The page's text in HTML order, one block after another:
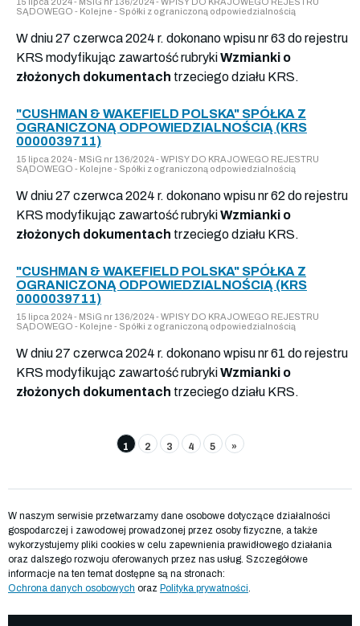
SĄDOWEGO - Kolejne - Spółki z ograniczoną odpowiedzialnością
W dniu 27 czerwca 2024 r. dokonano wpisu nr 63 do rejestru
KRS modyfikując zawartość rubrykiWzmianki o
złożonych dokumentach trzeciego działu KRS.
"CUSHMAN & WAKEFIELD POLSKA" SPÓŁKA Z
OGRANICZONĄ ODPOWIEDZIALNOŚCIĄ (KRS
0000039711)
15 lipca 2024 - MSiG nr 136/2024 - WPISY DO KRAJOWEGO REJESTRU
SĄDOWEGO - Kolejne - Spółki z ograniczoną odpowiedzialnością
W dniu 27 czerwca 2024 r. dokonano wpisu nr 62 do rejestru
KRS modyfikując zawartość rubrykiWzmianki o
złożonych dokumentach trzeciego działu KRS.
"CUSHMAN & WAKEFIELD POLSKA" SPÓŁKA Z
OGRANICZONĄ ODPOWIEDZIALNOŚCIĄ (KRS
0000039711)
15 lipca 2024 - MSiG nr 136/2024 - WPISY DO KRAJOWEGO REJESTRU
SĄDOWEGO - Kolejne - Spółki z ograniczoną odpowiedzialnością
W dniu 27 czerwca 2024 r. dokonano wpisu nr 61 do rejestru
KRS modyfikując zawartość rubrykiWzmianki o
złożonych dokumentach trzeciego działu KRS.
1 2 3 4 5 »
W naszym serwisie przetwarzamy dane osobowe dotyczące działalności
gospodarczej i zawodowej prowadzonej przez osoby fizyczne, a także
wykorzystujemy pliki cookies w celu zapewnienia prawidłowego działania
oraz dalszego rozwoju oferowanych przez nas usług. Szczegółowe
informacje na ten temat dostępne są na stronach:
Ochrona danych osobowych oraz Polityka prywatności